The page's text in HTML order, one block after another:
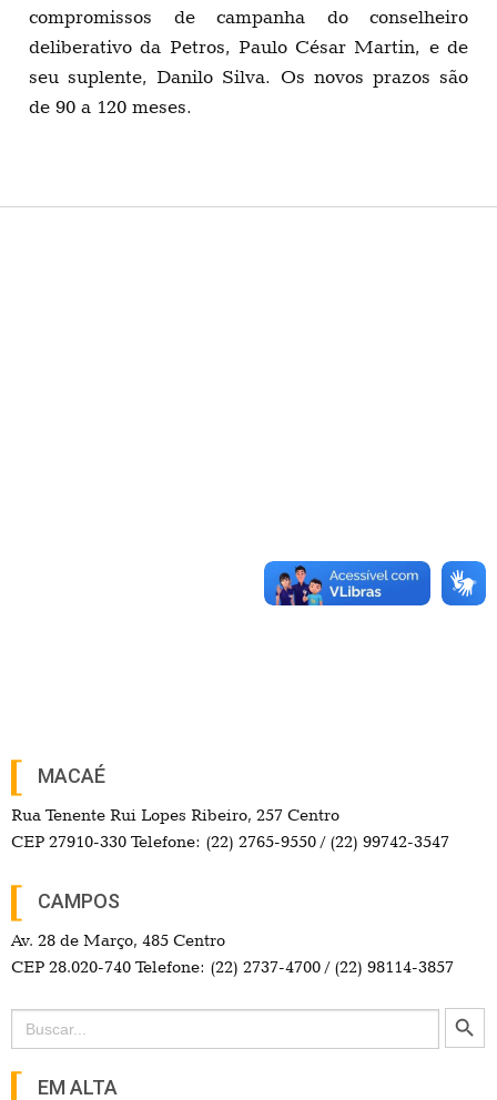
compromissos de campanha do conselheiro
deliberativo da Petros, Paulo César Martin, e de
seu suplente, Danilo Silva. Os novos prazos são
de 90 a 120 meses.
MACAÉ
Rua Tenente Rui Lopes Ribeiro, 257 Centro
CEP 27910-330 Telefone: (22) 2765-9550 / (22) 99742-3547
CAMPOS
Av. 28 de Março, 485 Centro
CEP 28.020-740 Telefone: (22) 2737-4700 / (22) 98114-3857
Search
for:
Search Button
EM ALTA